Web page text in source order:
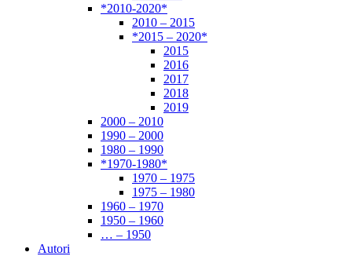
*2010-2020*
2010 – 2015
*2015 – 2020*
2015
2016
2017
2018
2019
2000 – 2010
1990 – 2000
1980 – 1990
*1970-1980*
1970 – 1975
1975 – 1980
1960 – 1970
1950 – 1960
… – 1950
Autori